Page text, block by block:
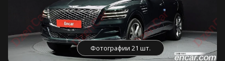
Фотографии 21 шт.